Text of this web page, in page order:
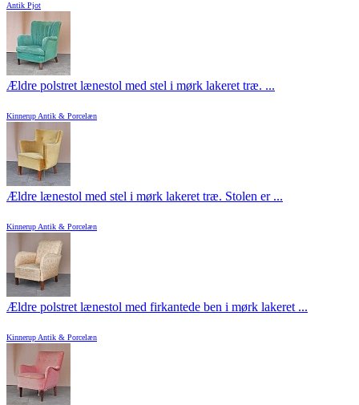
Antik Pjot
Ældre polstret lænestol med stel i mørk lakeret træ. ...
Kinnerup Antik & Porcelæn
Ældre lænestol med stel i mørk lakeret træ. Stolen er ...
Kinnerup Antik & Porcelæn
Ældre polstret lænestol med firkantede ben i mørk lakeret ...
Kinnerup Antik & Porcelæn